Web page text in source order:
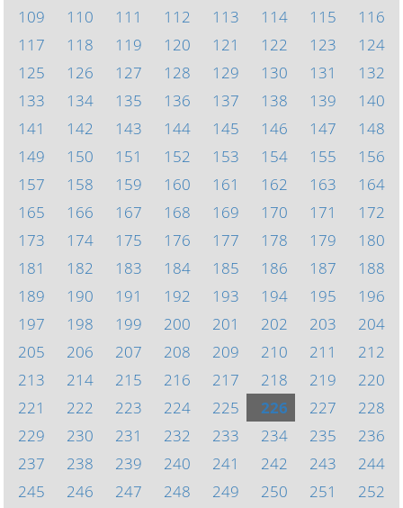
109
110 111 112 113 114 115
116
117
118 119 120 121 122 123
124
125
126 127 128 129 130 131
132
133
134 135 136 137 138 139
140
141
142 143 144 145 146 147
148
149
150 151 152 153 154 155
156
157
158 159 160 161 162 163
164
165
166 167 168 169 170 171
172
173
174 175 176 177 178 179
180
181
182 183 184 185 186 187
188
189
190 191 192 193 194 195
196
197
198 199 200 201 202 203
204
205
206 207 208 209 210 211
212
213
214 215 216 217 218 219
220
221
222 223 224 225 226 227
228
229
230 231 232 233 234 235
236
237
238 239 240 241 242 243
244
245
246 247 248 249 250 251
252